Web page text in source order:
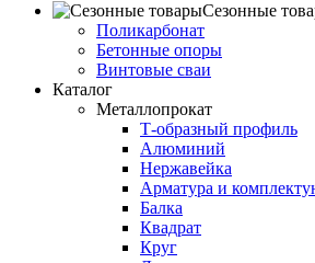
Сезонные
Поликарбонат
Бетонные опоры
Винтовые сваи
Каталог
Металлопрокат
Т-образный профиль
Алюминий
Нержавейка
Арматура и
Балка
Квадрат
Круг